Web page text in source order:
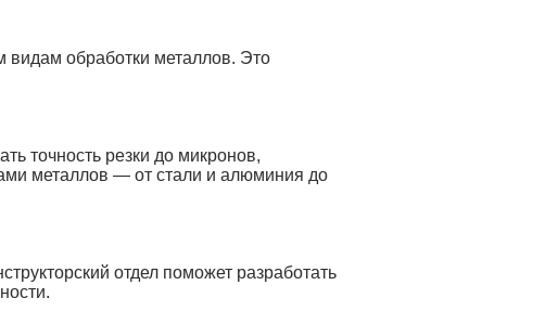
видам обработки металлов. Это
точность резки до микронов,
металлов — от стали и алюминия до
отдел поможет разработать